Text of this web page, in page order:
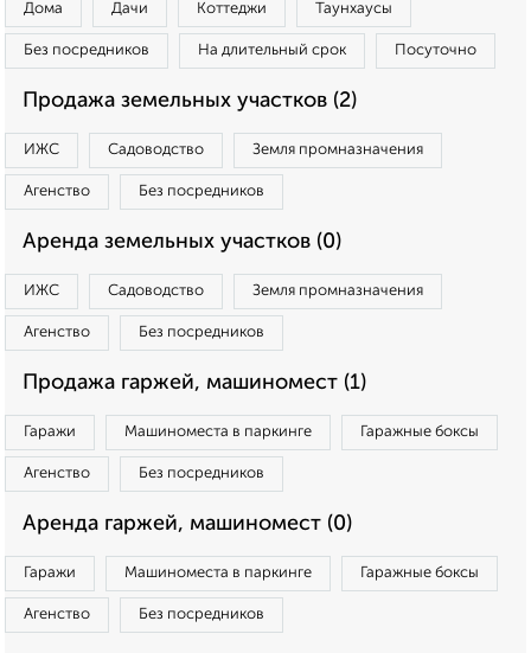
Дома Дачи Коттеджи Таунхаусы
Без посредников На длительный срок Посуточно
Продажа земельных участков (2)
ИЖС Садоводство Земля промназначения
Агенство Без посредников
Аренда земельных участков (0)
ИЖС Садоводство Земля промназначения
Агенство Без посредников
Продажа гаржей, машиномест (1)
Гаражи Машиноместа в паркинге Гаражные боксы
Агенство Без посредников
Аренда гаржей, машиномест (0)
Гаражи Машиноместа в паркинге Гаражные боксы
Агенство Без посредников